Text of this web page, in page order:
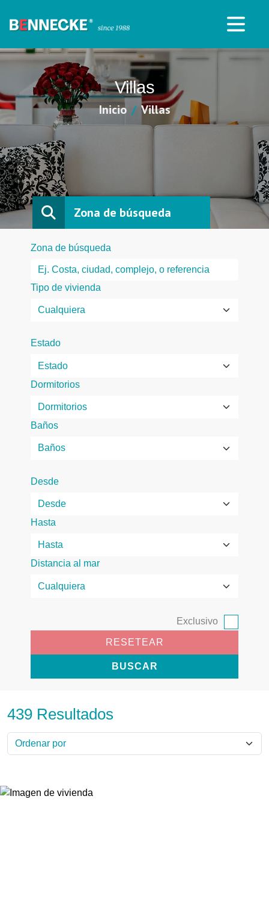
Villas
Inicio Villas
Zona de búsqueda
Zona de búsqueda
Tipo de vivienda
Estado
Dormitorios
Baños
Desde
Hasta
Distancia al mar
Exclusivo
RESETEAR
BUSCAR
439 Resultados